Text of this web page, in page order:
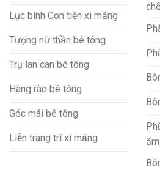
Lục bình Con tiện xi măng
Tượng nữ thần bê tông
Trụ lan can bê tông
Hàng rào bê tông
Góc mái bê tông
Liễn trang trí xi măng
ẩm